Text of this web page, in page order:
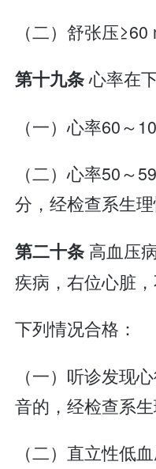
（二）舒张压≥60
第十九条心率在
（一）心率60～
（二）心率50～
分，经检查系生理
第二十条 高血压
疾病，右位心脏，
下列情况合格：
（一）听诊发现
音的，经检查系
（二）直立性低